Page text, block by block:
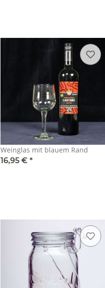
Weinglas mit blauem Rand
16,95 € *